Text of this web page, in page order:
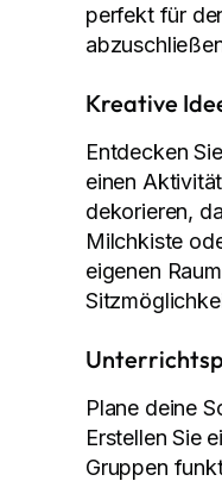
perfekt für
Kreative
Entdecken
einen
dekorieren,
Milchkiste
eigenen
Plane deine
Erstellen Sie
Gruppen